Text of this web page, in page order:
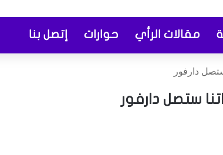
مقالات الرأي حوارات إتصل بنا
دارفور
ستصل دارفور